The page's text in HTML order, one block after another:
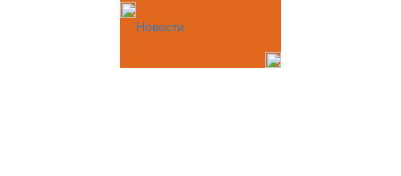
Новости